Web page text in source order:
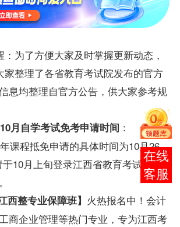
：为了方便大家及时掌握更新动态，
家整理了各省教育考试院发布的官方
息均整理自官方公告，供大家参考规
月自学考试免考申请时间 ：
课程抵免申请的具体时间为10月26
10月上旬登录江西省教育考试院网
西整专业保障班】 火热报名中！ 会计
商企业管理等热门专业，专为江西考
报考
咨询